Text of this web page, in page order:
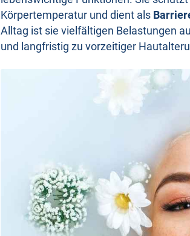
Körpertemperatur und dient als
Alltag ist sie vielfältigen Belastungen
und langfristig zu vorzeitiger